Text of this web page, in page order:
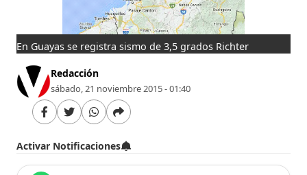
En Guayas se registra sismo de 3,5 grados Richter
Redacción
sábado, 21 noviembre 2015 - 01:40
Activar Notificaciones